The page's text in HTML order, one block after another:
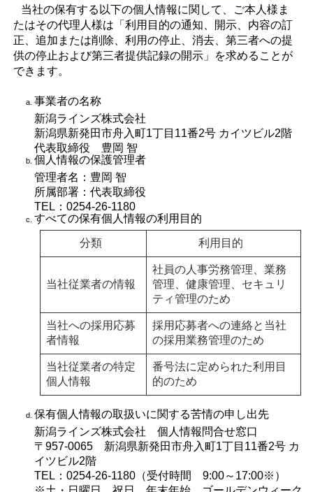
当社の保有する以下の個人情報に関して、ご本人様ま
たはその代理人様は「利用目的の通知、開示、内容の訂
正、追加または削除、利用の停止、消去、第三者への提
供の停止および第三者提供記録の開示」を求めることが
できます。
事業者の名称
新潟ラインズ株式会社
新潟県新発田市舟入町1丁目11番2号 カイツビル2階
代表取締役 豊岡 智
個人情報の保護管理者
管理者名：豊岡 智
所属部署：代表取締役
TEL：0254-26-1180
すべての保有個人情報の利用目的
分類 利用目的
当社従業者の情報
社員の人事労務管理、業務
管理、健康管理、セキュリ
ティ管理のため
当社への採用応募
者情報
採用応募者への連絡と当社
の採用業務管理のため
当社従業者の特定
個人情報
番号法に定められた利用目
的のため
保有個人情報の取扱いに関する苦情の申し出先
新潟ラインズ株式会社 個人情報問合せ窓口
〒957-0065 新潟県新発田市舟入町1丁目11番2号 カ
イツビル2階
TEL：0254-26-1180（受付時間 9:00～17:00※）
※土・日曜日、祝日、年末年始、ゴールデンウィーク